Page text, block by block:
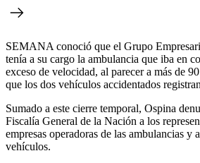
SEMANA conoció que el Grupo
tenía a su cargo la ambulancia que iba en
exceso de velocidad, al parecer a más de
que los dos vehículos accidentados
Sumado a este cierre temporal, Ospina
Fiscalía General de la Nación a los
empresas operadoras de las ambulancias y
vehículos.